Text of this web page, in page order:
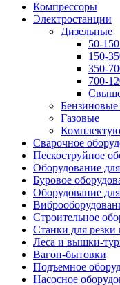
Компрессоры
Электростанции
Дизельные
50-
150-
350-
700-
Бензиновые
Газовые
Сварочное
Пескоструйное
Оборудование
Буровое
Оборудование
Строительное
Станки для
Леса и вышки-
Вагон-бытовки
Подъемное
Насосное